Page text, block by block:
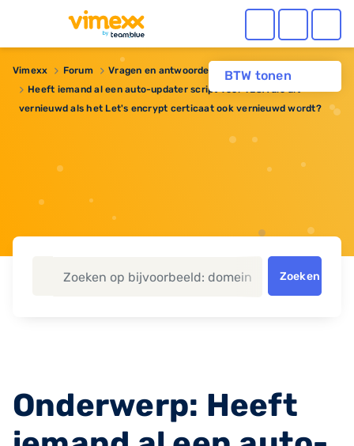
BTW tonen
Vimexx Forum
Vragen en antwoorden
Heeft iemand al een auto-updater script voor TLSA die dit
vernieuwd als het Let's encrypt certicaat ook vernieuwd wordt?
Zoeken
Onderwerp: Heeft